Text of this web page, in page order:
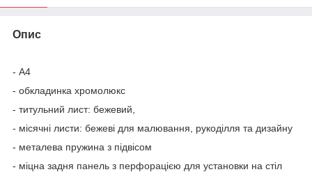
Опис
- А4
- обкладинка хромолюкс
- титульний лист: бежевий,
- місячні листи: бежеві для малювання, рукоділля та дизайну
- металева пружина з підвісом
- міцна задня панель з перфорацією для установки на стіл